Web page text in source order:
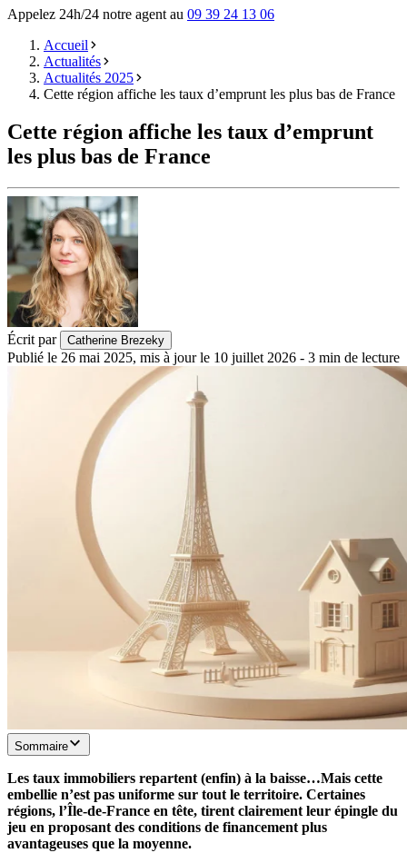
Appelez 24h/24 notre agent au 09 39 24 13 06
Accueil
Actualités
Actualités 2025
Cette région affiche les taux d’emprunt les plus bas de France
Cette région affiche les taux d’emprunt
les plus bas de France
Écrit par Catherine Brezeky
Publié le 26 mai 2025, mis à jour le 10 juillet 2026 - 3 min de lecture
Sommaire
Les taux immobiliers repartent (enfin) à la baisse…Mais cette
embellie n’est pas uniforme sur tout le territoire. Certaines
régions, l’Île-de-France en tête, tirent clairement leur épingle du
jeu en proposant des conditions de financement plus
avantageuses que la moyenne.